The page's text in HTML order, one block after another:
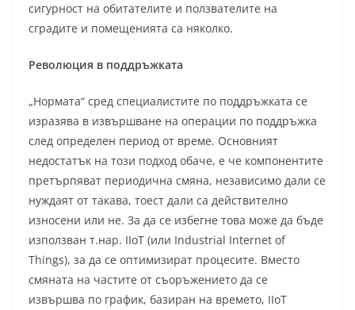
сигурност на обитателите и ползвателите на
сградите и помещенията са няколко.
Революция в поддръжката
„Нормата“ сред специалистите по поддръжката се
изразява в извършване на операции по поддръжка
след определен период от време. Основният
недостатък на този подход обаче, е че компонентите
претърпяват периодична смяна, независимо дали се
нуждаят от такава, тоест дали са действително
износени или не. За да се избегне това може да бъде
използван т.нар. IIoT (или Industrial Internet of
Things), за да се оптимизират процесите. Вместо
смяната на частите от съоръжението да се
извършва по график, базиран на времето, IIoT